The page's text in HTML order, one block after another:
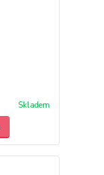
Skladem